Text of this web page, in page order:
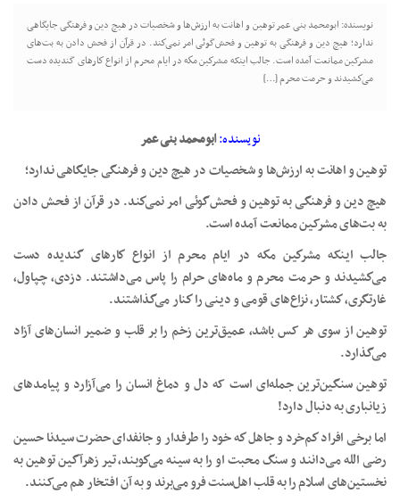
نویسنده: ابومحمد بنی عمر توهین و اهانت به ارزش‌ها و شخصیات در هیچ دین و فرهنگی جایگاهی
ندارد؛ هیچ دین و فرهنگی به توهین و فحش‌گوئی امر نمی‌كند. در قرآن از فحش دادن به بت‌های
مشرکین ممانعت آمده است. جالب اینکه مشركین مكه در ایام محرم از انواع كارهای گندیده دست
می‌كشیدند و حرمت ‌محرم […]
نویسنده:ابومحمد بنی عمر
توهین و اهانت به ارزش‌ها و شخصیات در هیچ دین و فرهنگی جایگاهی ندارد؛
هیچ دین و فرهنگی به توهین و فحش‌گوئی امر نمی‌كند. در قرآن از فحش دادن
به بت‌های مشرکین ممانعت آمده است.
جالب اینکه مشركین مكه در ایام محرم از انواع كارهای گندیده دست
می‌كشیدند و حرمت ‌محرم و ماه‌های حرام را پاس می‌داشتند. دزدی، چپاول،
غارتگری،‌ كشتار، نزاع‌های قومی و دینی را كنار می‌گذاشتند.
توهین از سوی هر کس باشد، عمیق‌ترین زخم را بر قلب و ضمیر انسان‌های آزاد
می‌گذارد.
توهین سنگین‌ترین جمله‌ای است که دل و دماغ انسان را می‌آزارد و پیامدهای
زیانباری به دنبال دارد!
اما برخی افراد كم‌خرد و جاهل كه خود را طرفدار و جانفدای حضرت سیدنا حسین‌
رضی الله می‌دانند و سنگ محبت او را به سینه می‌كوبند،‌ تیر زهرآگین توهین به
نخستین‌های اسلام را به قلب اهل‌سنت فرو می‌برند و به آن افتخار هم می‌کنند.